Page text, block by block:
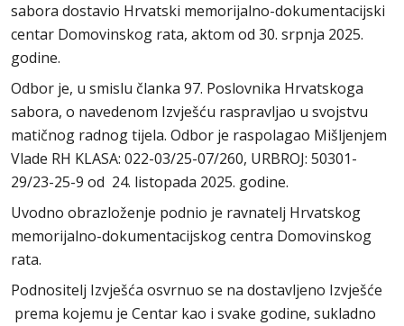
sabora dostavio Hrvatski memorijalno-dokumentacijski
centar Domovinskog rata, aktom od 30. srpnja 2025.
godine.
Odbor je, u smislu članka 97. Poslovnika Hrvatskoga
sabora, o navedenom Izvješću raspravljao u svojstvu
matičnog radnog tijela. Odbor je raspolagao Mišljenjem
Vlade RH KLASA: 022-03/25-07/260, URBROJ: 50301-
29/23-25-9 od 24. listopada 2025. godine.
Uvodno obrazloženje podnio je ravnatelj Hrvatskog
memorijalno-dokumentacijskog centra Domovinskog
rata.
Podnositelj Izvješća osvrnuo se na dostavljeno Izvješće
prema kojemu je Centar kao i svake godine, sukladno